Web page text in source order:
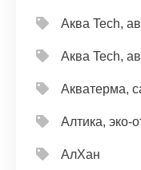
Аква Tech,
Аква Tech,
Акватерма,
Алтика, эко-
АлХан